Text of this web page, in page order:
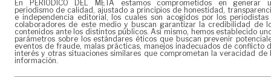
En PERIÓDICO DEL META estamos comprometidos en generar
periodismo de calidad, ajustado a principios de honestidad,
e independencia editorial, los cuales son acogidos por los periodistas
colaboradores de este medio y buscan garantizar la credibilidad de
contenidos ante los distintos públicos. Así mismo, hemos establecido
parámetros sobre los estándares éticos que buscan prevenir
eventos de fraude, malas prácticas, manejos inadecuados de conflicto
interés y otras situaciones similares que comprometan la veracidad de
información.